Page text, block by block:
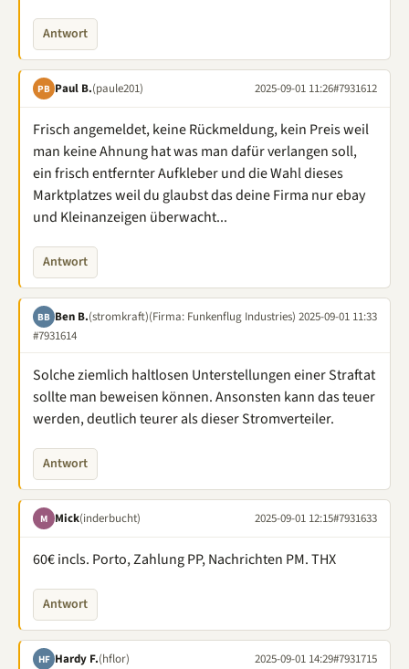
Antwort
PB Paul B.(paule201) 2025-09-01 11:26#7931612
Frisch angemeldet, keine Rückmeldung, kein Preis weil
man keine Ahnung hat was man dafür verlangen soll,
ein frisch entfernter Aufkleber und die Wahl dieses
Marktplatzes weil du glaubst das deine Firma nur ebay
und Kleinanzeigen überwacht...
Antwort
BB Ben B.(stromkraft)(Firma: Funkenflug Industries) 2025-09-01 11:33
#7931614
Solche ziemlich haltlosen Unterstellungen einer Straftat
sollte man beweisen können. Ansonsten kann das teuer
werden, deutlich teurer als dieser Stromverteiler.
Antwort
M Mick(inderbucht) 2025-09-01 12:15#7931633
60€ incls. Porto, Zahlung PP, Nachrichten PM. THX
Antwort
HF Hardy F.(hflor) 2025-09-01 14:29#7931715